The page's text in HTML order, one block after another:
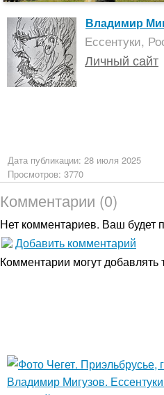
Владимир
Ессентуки,
Личный сайт
Дата публикации: 28 июля 2025
Просмотров: 3770
Комментарии (0)
Нет комментариев. Ваш будет
Добавить комментарий
Комментарии могут добавлять